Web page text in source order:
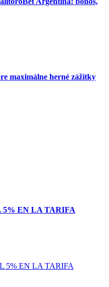
maximálne herné zážitky
5% EN LA TARIFA